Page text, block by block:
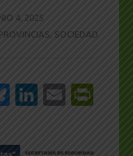
4, 2025
PROVINCIAS, SOCIEDAD
Bluesky
LinkedIn
Email